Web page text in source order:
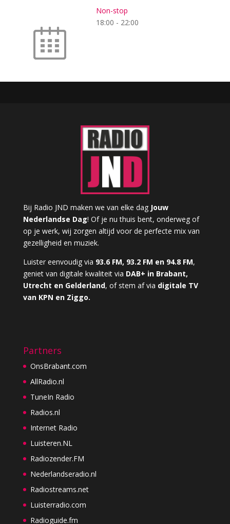
Non-stop
18:00 - 22:00
Bij Radio JND maken we van elke dag Jouw
Nederlandse Dag! Of je nu thuis bent, onderweg of
op je werk, wij zorgen altijd voor de perfecte mix van
gezelligheid en muziek.
Luister eenvoudig via 93.6 FM, 93.2 FM en 94.8 FM,
geniet van digitale kwaliteit via DAB+ in Brabant,
Utrecht en Gelderland, of stem af via digitale TV
van KPN en Ziggo.
Partners
OnsBrabant.com
AllRadio.nl
TuneIn Radio
Radios.nl
Internet Radio
Luisteren.NL
Radiozender.FM
Nederlandseradio.nl
Radiostreams.net
Luisterradio.com
Radioguide.fm